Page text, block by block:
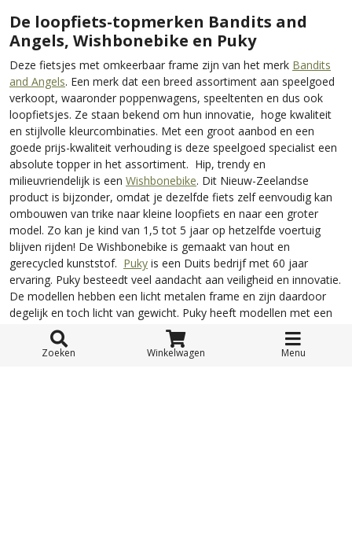
Zoeken Winkelwagen Menu
De loopfiets-topmerken Bandits and
Angels, Wishbonebike en Puky
Deze fietsjes met omkeerbaar frame zijn van het merk Bandits
and Angels. Een merk dat een breed assortiment aan speelgoed
verkoopt, waaronder poppenwagens, speeltenten en dus ook
loopfietsjes. Ze staan bekend om hun innovatie, hoge kwaliteit
en stijlvolle kleurcombinaties. Met een groot aanbod en een
goede prijs-kwaliteit verhouding is deze speelgoed specialist een
absolute topper in het assortiment. Hip, trendy en
milieuvriendelijk is een Wishbonebike. Dit Nieuw-Zeelandse
product is bijzonder, omdat je dezelfde fiets zelf eenvoudig kan
ombouwen van trike naar kleine loopfiets en naar een groter
model. Zo kan je kind van 1,5 tot 5 jaar op hetzelfde voertuig
blijven rijden! De Wishbonebike is gemaakt van hout en
gerecycled kunststof. Puky is een Duits bedrijf met 60 jaar
ervaring. Puky besteedt veel aandacht aan veiligheid en innovatie.
De modellen hebben een licht metalen frame en zijn daardoor
degelijk en toch licht van gewicht. Puky heeft modellen met een
lage instap, dus ook voor de allerkleinsten. Er zijn nog veel meer
populaire merken. Maak gebruik van onze zoekmodule aan de
linkerkant om snel en eenvoudig het juiste product te vinden. Op